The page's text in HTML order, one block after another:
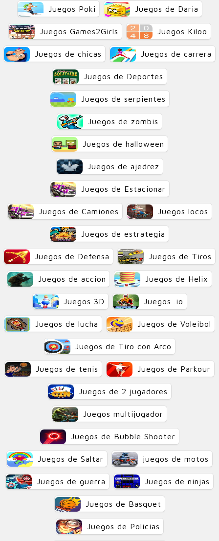
Juegos Poki Juegos de Daria
Juegos Games2Girls Juegos Kiloo
Juegos de chicas Juegos de carrera
Juegos de Deportes
Juegos de serpientes
Juegos de zombis
Juegos de halloween
Juegos de ajedrez
Juegos de Estacionar
Juegos de Camiones Juegos locos
Juegos de estrategia
Juegos de Defensa Juegos de Tiros
Juegos de accion Juegos de Helix
Juegos 3D Juegos .io
Juegos de lucha Juegos de Voleibol
Juegos de Tiro con Arco
Juegos de tenis Juegos de Parkour
Juegos de 2 jugadores
Juegos multijugador
Juegos de Bubble Shooter
Juegos de Saltar juegos de motos
Juegos de guerra Juegos de ninjas
Juegos de Basquet
Juegos de Policias